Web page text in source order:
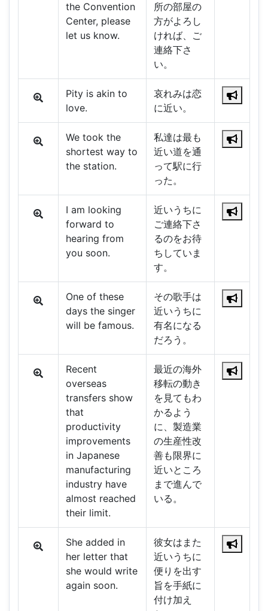
the Convention
Center, please
let us know.
所の部屋の
方がよろし
ければ、ご
連絡下さ
い。
Pity is akin to
love.
哀れみは恋
に近い。
We took the
shortest way to
the station.
私達は最も
近い道を通
って駅に行
った。
I am looking
forward to
hearing from
you soon.
近いうちに
ご連絡下さ
るのをお待
ちしていま
す。
One of these
days the singer
will be famous.
その歌手は
近いうちに
有名になる
だろう。
Recent
overseas
transfers show
that
productivity
improvements
in Japanese
manufacturing
industry have
almost reached
their limit.
最近の海外
移転の動き
を見てもわ
かるよう
に、製造業
の生産性改
善も限界に
近いところ
まで進んで
いる。
She added in
her letter that
she would write
again soon.
彼女はまた
近いうちに
便りを出す
旨を手紙に
付け加え